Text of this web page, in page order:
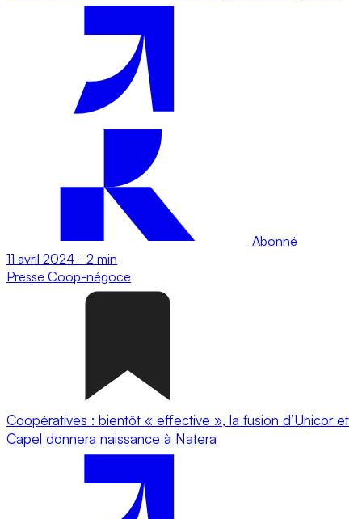
Abonné
11 avril 2024 - 2 min
Presse Coop-négoce
Coopératives : bientôt « effective », la fusion d’Unicor et
Capel donnera naissance à Natera